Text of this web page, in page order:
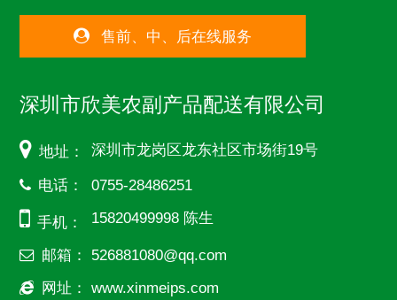
售前、中、后在线服务
深圳市欣美农副产品配送有限公司
地址： 深圳市龙岗区龙东社区市场街19号
电话： 0755-28486251
手机： 15820499998 陈生
邮箱： 526881080@qq.com
网址： www.xinmeips.com